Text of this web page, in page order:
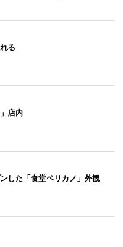
る
店内
した「食堂ペリカノ」外観